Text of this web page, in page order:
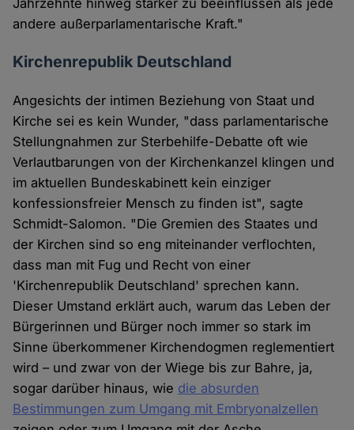
Jahrzehnte hinweg stärker zu beeinflussen als jede
andere außerparlamentarische Kraft."
Kirchenrepublik Deutschland
Angesichts der intimen Beziehung von Staat und
Kirche sei es kein Wunder, "dass parlamentarische
Stellungnahmen zur Sterbehilfe-Debatte oft wie
Verlautbarungen von der Kirchenkanzel klingen und
im aktuellen Bundeskabinett kein einziger
konfessionsfreier Mensch zu finden ist", sagte
Schmidt-Salomon. "Die Gremien des Staates und
der Kirchen sind so eng miteinander verflochten,
dass man mit Fug und Recht von einer
'Kirchenrepublik Deutschland' sprechen kann.
Dieser Umstand erklärt auch, warum das Leben der
Bürgerinnen und Bürger noch immer so stark im
Sinne überkommener Kirchendogmen reglementiert
wird – und zwar von der Wiege bis zur Bahre, ja,
sogar darüber hinaus, wie die absurden
Bestimmungen zum Umgang mit Embryonalzellen